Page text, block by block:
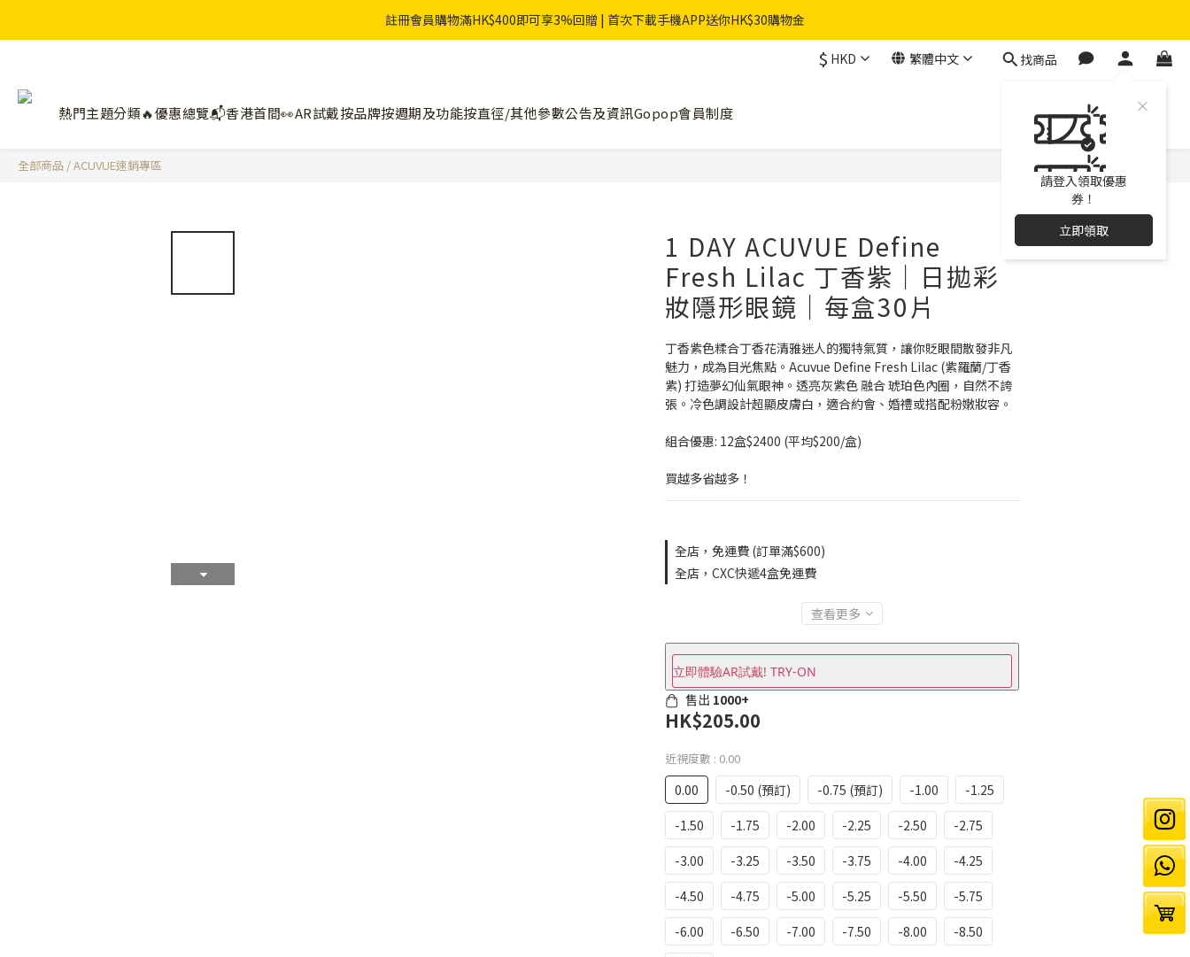
註冊會員購物滿HK$400即可享3%回贈 | 首次下載手機APP送你HK$30購物金
$ HKD 繁體中文 找商品
請登入領取優惠
券！
立即領取
熱門主題分類🔥優惠總覽📬香港首間👀AR試戴按品牌按週期及功能按直徑/其他參數公告及資訊Gopop會員制度
全部商品 /ACUVUE速銷專區
1 DAY ACUVUE Define
Fresh Lilac 丁香紫｜日拋彩
妝隱形眼鏡｜每盒30片
丁香紫色糅合丁香花清雅迷人的獨特氣質，讓你貶眼間散發非凡
魅力，成為目光焦點。Acuvue Define Fresh Lilac (紫羅蘭/丁香
紫) 打造夢幻仙氣眼神。透亮灰紫色 融合 琥珀色內圈，自然不誇
張。冷色調設計超顯皮膚白，適合約會、婚禮或搭配粉嫩妝容。
組合優惠: 12盒$2400 (平均$200/盒)
買越多省越多！
全店，免運費 (訂單滿$600)
全店，CXC快遞4盒免運費
查看更多
立即體驗AR試戴! TRY-ON
售出 1000+
HK$205.00
近視度數 : 0.00
0.00 -0.50 (預訂) -0.75 (預訂) -1.00
-1.25
-1.50
-1.75 -2.00 -2.25 -2.50
-2.75
-3.00
-3.25 -3.50 -3.75 -4.00
-4.25
-4.50
-4.75 -5.00 -5.25 -5.50
-5.75
-6.00
-6.50 -7.00 -7.50 -8.00
-8.50
立即購買